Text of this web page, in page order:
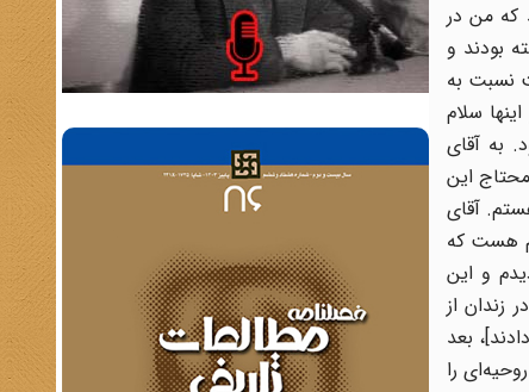
که من در
بودند و
نسبت به
سلام
به آقای
این
آقای
هست که
و این
زندان از
بعد
را